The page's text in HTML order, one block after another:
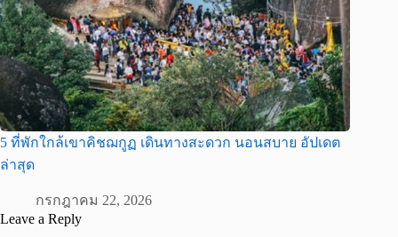
5 ที่พักใกล้เขาคิชฌกูฏ เดินทางสะดวก นอนสบาย อัปเดต
ล่าสุด
กรกฎาคม 22, 2026
Leave a Reply